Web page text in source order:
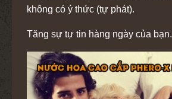
không có ý thức (tự phát).
Tăng sự tự tin hàng ngày của bạn.